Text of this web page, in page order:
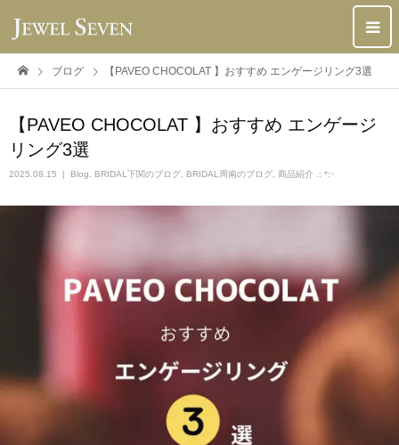
ブログ 【PAVEO CHOCOLAT 】おすすめ エンゲージリング3選
【PAVEO CHOCOLAT 】おすすめ エンゲージ
リング3選
2025.08.15 Blog BRIDAL下関のブログ BRIDAL周南のブログ 商品紹介 .: *:･